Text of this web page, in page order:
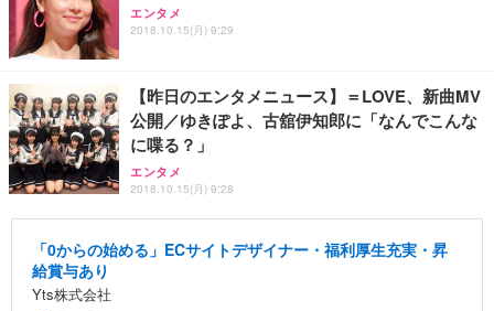
エンタメ
2018.10.15(月) 9:29
【昨日のエンタメニュース】＝LOVE、新曲MV
公開／ゆきぽよ、古舘伊知郎に「なんでこんな
に喋る？」
エンタメ
2018.10.15(月) 9:28
「0からの始める」ECサイトデザイナー・福利厚生充実・昇
給賞与あり
Yts株式会社